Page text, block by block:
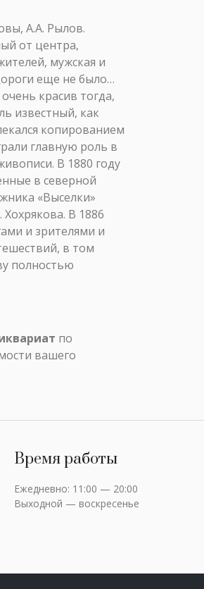
А.А. Рылов.
от центра,
мужская и
еще не было…
красив тогда,
известный, как
копированием
главную роль в
В 1880 году
в северной
«Выселки»
В 1886
и зрителями и
в том
полностью
по
вашего
Время работы
Ежедневно: 11:00 — 20:00
Выходной — воскресенье